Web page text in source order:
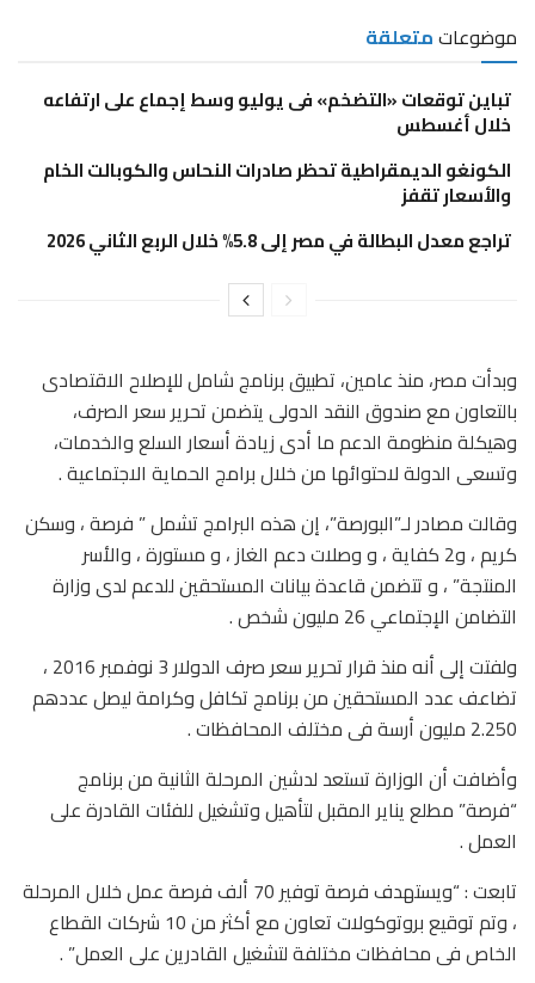
موضوعاتمتعلقة
تباين توقعات «التضخم» فى يوليو وسط إجماع على ارتفاعه
خلال أغسطس
الكونغو الديمقراطية تحظر صادرات النحاس والكوبالت الخام
والأسعار تقفز
تراجع معدل البطالة في مصر إلى 5.8% خلال الربع الثاني 2026
وبدأت مصر، منذ عامين، تطبيق برنامج شامل للإصلاح الاقتصادى
بالتعاون مع صندوق النقد الدولى يتضمن تحرير سعر الصرف،
وهيكلة منظومة الدعم ما أدى زيادة أسعار السلع والخدمات،
وتسعى الدولة لاحتوائها من خلال برامج الحماية الاجتماعية .
وقالت مصادر لـ”البورصة”، إن هذه البرامج تشمل ” فرصة ، وسكن
كريم ، و2 كفاية ، و وصلات دعم الغاز ، و مستورة ، والأسر
المنتجة” ، و تتضمن قاعدة بيانات المستحقين للدعم لدى وزارة
التضامن الإجتماعي 26 مليون شخص .
ولفتت إلى أنه منذ قرار تحرير سعر صرف الدولار 3 نوفمبر 2016 ،
تضاعف عدد المستحقين من برنامج تكافل وكرامة ليصل عددهم
2.250 مليون أرسة فى مختلف المحافظات .
وأضافت أن الوزارة تستعد لدشين المرحلة الثانية من برنامج
“فرصة” مطلع يناير المقبل لتأهيل وتشغيل للفئات القادرة على
العمل .
تابعت : “ويستهدف فرصة توفير 70 ألف فرصة عمل خلال المرحلة
، وتم توقيع بروتوكولات تعاون مع أكثر من 10 شركات القطاع
الخاص فى محافظات مختلفة لتشغيل القادرين على العمل” .